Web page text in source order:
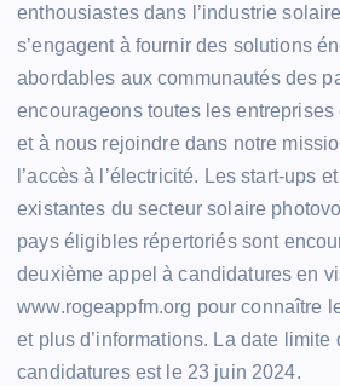
enthousiastes dans l’industrie
s’engagent à fournir des solutions
abordables aux communautés des
encourageons toutes les
et à nous rejoindre dans notre
l’accès à l’électricité. Les start-ups
existantes du secteur solaire
pays éligibles répertoriés sont
deuxième appel à candidatures en
www.rogeappfm.org pour connaître
et plus d’informations. La date limite
candidatures est le 23 juin 2024.